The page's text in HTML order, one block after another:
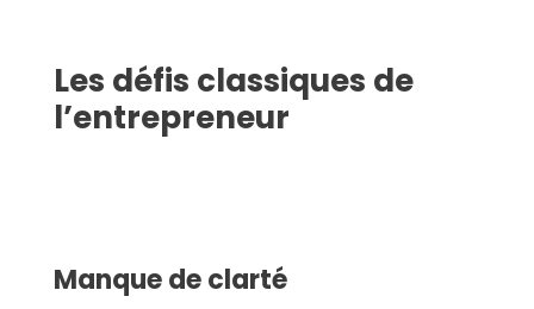
Les défis classiques de
l’entrepreneur
Manque de clarté